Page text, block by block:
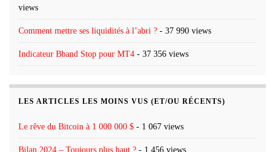
views
Comment mettre ses liquidités à l’abri ? - 37 990 views
Indicateur Bband Stop pour MT4 - 37 356 views
LES ARTICLES LES MOINS VUS (ET/OU RÉCENTS)
Le rêve du Bitcoin à 1 000 000 $ - 1 067 views
Bilan 2024 – Toujours plus haut ? - 1 456 views